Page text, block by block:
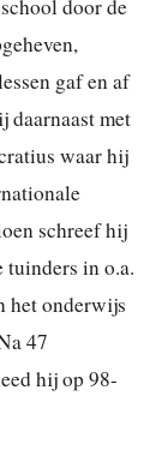
door de
gaf en af
daarnaast met
waar hij
schreef hij
tuinders in o.a.
het onderwijs
47
hij op 98-